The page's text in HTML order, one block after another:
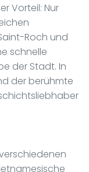
Vorteil: Nur
Roch und
schnelle
der Stadt. In
der berühmte